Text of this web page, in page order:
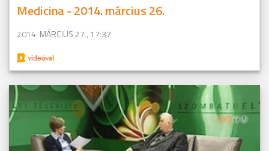
Medicina - 2014. március 26.
2014. MÁRCIUS 27., 17:37